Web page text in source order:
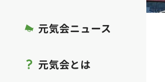
元気会ニュース
元気会とは